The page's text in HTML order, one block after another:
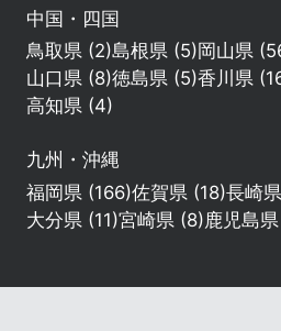
中国・四国
鳥取県 (2)島根県 (5)岡山県
山口県 (8)徳島県 (5)香川県
高知県 (4)
九州・沖縄
福岡県 (166)佐賀県 (18)長崎
大分県 (11)宮崎県 (8)鹿児島